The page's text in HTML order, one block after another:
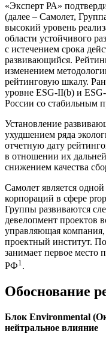
«Эксперт РА»
(далее – Самолет,
высокий уровень
области устойчивого
с истечением срока
развивающийся.
изменением
рейтинговую шкалу.
уровне ESG-II(b) и
России со стабильным
Установление
ухудшением ряда
отчетную дату
в отношении их
снижением качества
Самолет является
корпораций в сфере
Группы развиваются
девелопмент проектов
управляющая
проектный институт.
занимает первое место
РФ1.
Обоснование
Блок Environmental
нейтральное влияние